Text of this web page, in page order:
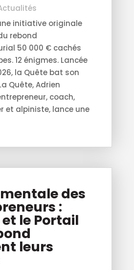
initiative originale
rebond
50 000 € cachés
12 énigmes. Lancée
la Quête bat son
Quête, Adrien
coach,
et alpiniste, lance une
des
:
et le Portail
leurs